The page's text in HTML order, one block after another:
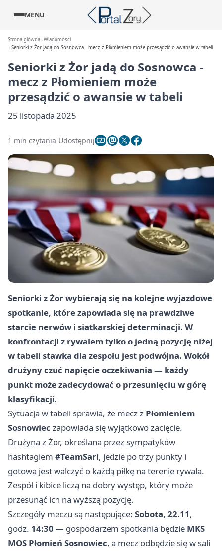
MENU
Strona główna Wiadomości
Seniorki z Żor jadą do Sosnowca - mecz z Płomieniem może przesądzić o awansie w tabeli
Seniorki z Żor jadą do Sosnowca -
mecz z Płomieniem może
przesądzić o awansie w tabeli
25 listopada 2025
1 min czytania Udostępnij
Seniorki z Żor wybierają się na kolejne wyjazdowe
spotkanie, które zapowiada się na prawdziwe
starcie nerwów i siatkarskiej determinacji. W
konfrontacji z rywalem tylko o jedną pozycję niżej
w tabeli stawka dla zespołu jest podwójna. Wokół
drużyny czuć napięcie oczekiwania — każdy
punkt może zadecydować o przesunięciu w górę
klasyfikacji.
Sytuacja w tabeli sprawia, że mecz z Płomieniem
Sosnowiec zapowiada się wyjątkowo zacięcie.
Drużyna z Żor, określana przez sympatyków
hashtagiem #TeamSari, jedzie po trzy punkty i
gotowa jest walczyć o każdą piłkę na terenie rywala.
Zespół i kibice liczą na dobry występ, który może
przesunąć ich na wyższą pozycję.
Szczegóły meczu są następujące: Sobota, 22.11,
godz. 14:30 — gospodarzem spotkania będzie MKS
MOS Płomień Sosnowiec, a mecz odbędzie się w sali